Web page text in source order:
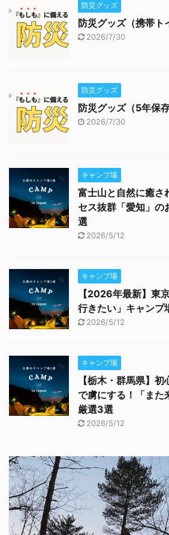
防災グッズ
防災グッズ（携帯ト
2026/7/30
防災グッズ
防災グッズ（5年保存
2026/7/30
キャンプ場
富士山と自然に癒さ
セス抜群「愛知」の
選
2026/5/12
キャンプ場
【2026年最新】東
行きたい」キャンプ
2026/5/12
キャンプ場
【栃木・群馬県】
で虜にする！「また
厳選3選
2026/5/12